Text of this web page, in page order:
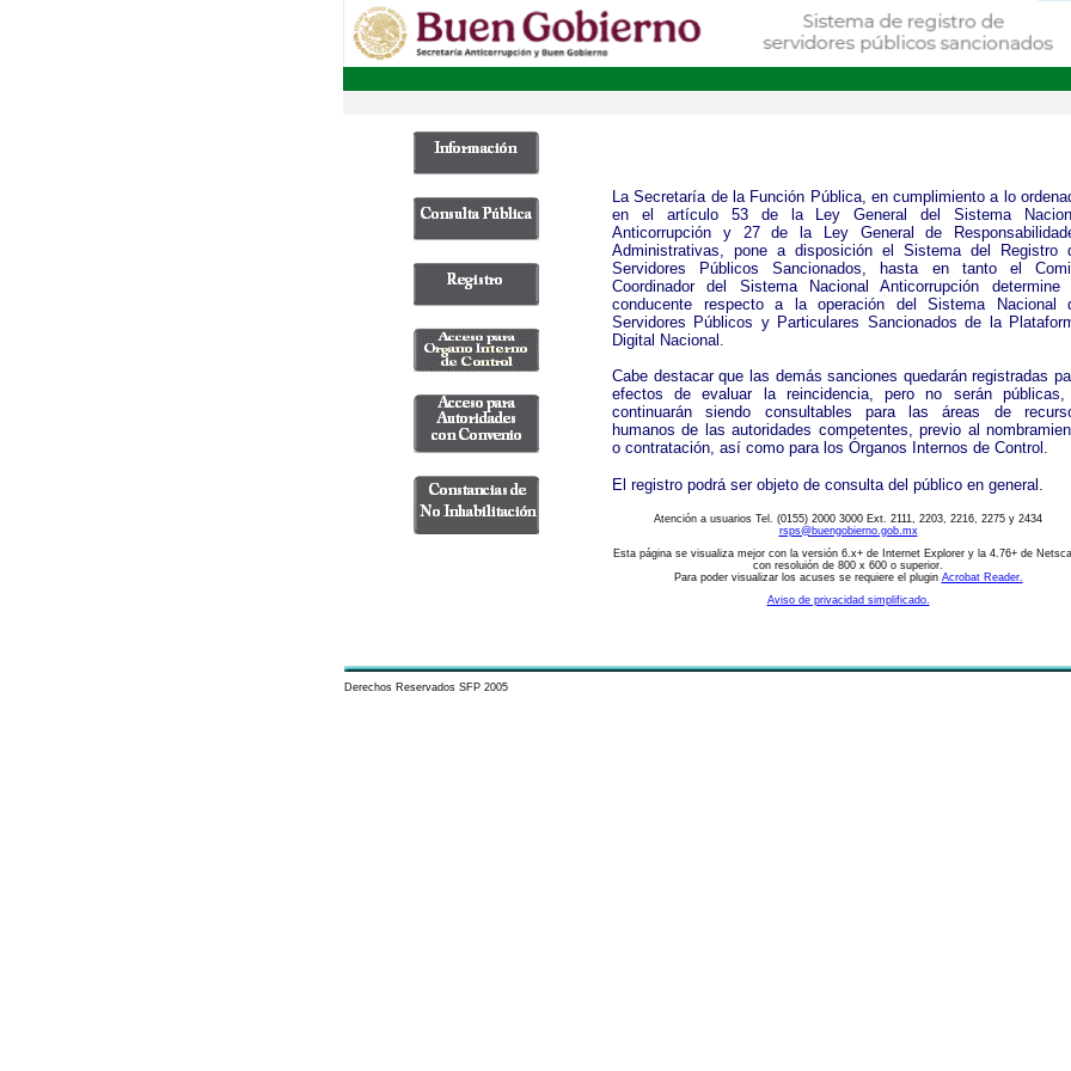
La Secretaría de la Función Pública, en cumplimiento a lo
en el artículo 53 de la Ley General del Sistema
Anticorrupción y 27 de la Ley General de
Administrativas, pone a disposición el Sistema del Registro
Servidores Públicos Sancionados, hasta en tanto el
Coordinador del Sistema Nacional Anticorrupción determine
conducente respecto a la operación del Sistema Nacional
Servidores Públicos y Particulares Sancionados de la
Digital Nacional.
Cabe destacar que las demás sanciones quedarán registradas
efectos de evaluar la reincidencia, pero no serán
continuarán siendo consultables para las áreas de
humanos de las autoridades competentes, previo al
o contratación, así como para los Órganos Internos de Control.
El registro podrá ser objeto de consulta del público en general.
Atención a usuarios Tel. (0155) 2000 3000 Ext. 2111, 2203, 2216, 2275 y 2434
rsps@buengobierno.gob.mx
Esta página se visualiza mejor con la versión 6.x+ de Internet Explorer y la 4.76+ de
con resoluión de 800 x 600 o superior.
Para poder visualizar los acuses se requiere el plugin Acrobat Reader.
Aviso de privacidad simplificado.
Derechos Reservados SFP 2005